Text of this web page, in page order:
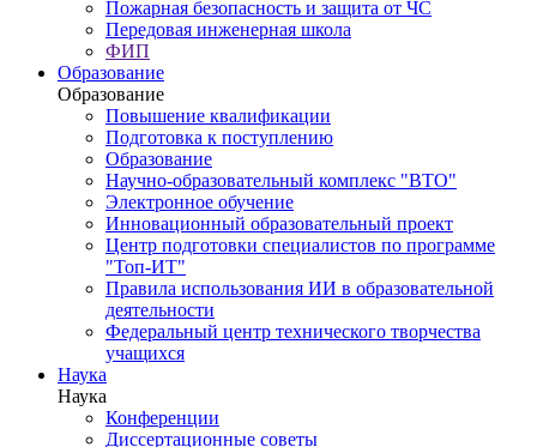
Пожарная безопасность и защита от ЧС
Передовая инженерная школа
ФИП
Образование
Образование
Повышение квалификации
Подготовка к поступлению
Образование
Научно-образовательный комплекс "ВТО"
Электронное обучение
Инновационный образовательный проект
Центр подготовки специалистов по программе
"Топ-ИТ"
Правила использования ИИ в образовательной
деятельности
Федеральный центр технического творчества
учащихся
Наука
Наука
Конференции
Диссертационные советы